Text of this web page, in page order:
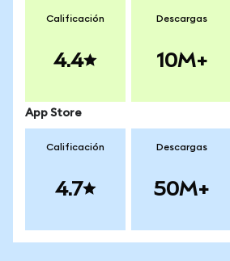
Calificación
4.4
Descargas
10M+
App Store
Calificación
4.7
Descargas
50M+